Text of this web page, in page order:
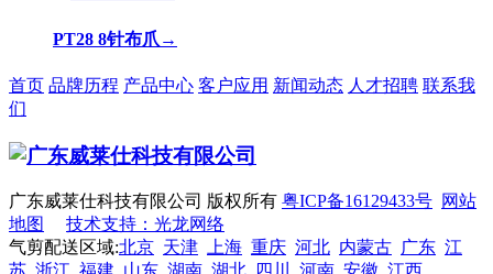
PT28 8针布爪 →
首页 品牌历程 产品中心 客户应用 新闻动态 人才招聘 联系我
们
广东威莱仕科技有限公司 版权所有 粤ICP备16129433号 网站
地图
技术支持：光龙网络
气剪配送区域:北京 天津 上海 重庆 河北 内蒙古 广东 江